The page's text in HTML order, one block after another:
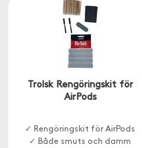
Trolsk Rengöringskit för
AirPods
✓ Rengöringskit för AirPods
✓ Både smuts och damm